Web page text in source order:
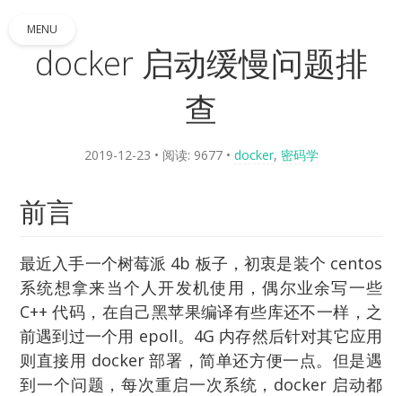
MENU
docker 启动缓慢问题排
查
2019-12-23 • 阅读: 9677 • docker, 密码学
前言
最近入手一个树莓派 4b 板子，初衷是装个 centos
系统想拿来当个人开发机使用，偶尔业余写一些
C++ 代码，在自己黑苹果编译有些库还不一样，之
前遇到过一个用 epoll。4G 内存然后针对其它应用
则直接用 docker 部署，简单还方便一点。但是遇
到一个问题，每次重启一次系统，docker 启动都